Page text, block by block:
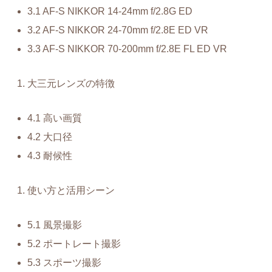
3.1 AF-S NIKKOR 14-24mm f/2.8G ED
3.2 AF-S NIKKOR 24-70mm f/2.8E ED VR
3.3 AF-S NIKKOR 70-200mm f/2.8E FL ED VR
大三元レンズの特徴
4.1 高い画質
4.2 大口径
4.3 耐候性
使い方と活用シーン
5.1 風景撮影
5.2 ポートレート撮影
5.3 スポーツ撮影